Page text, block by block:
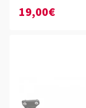
19,00€